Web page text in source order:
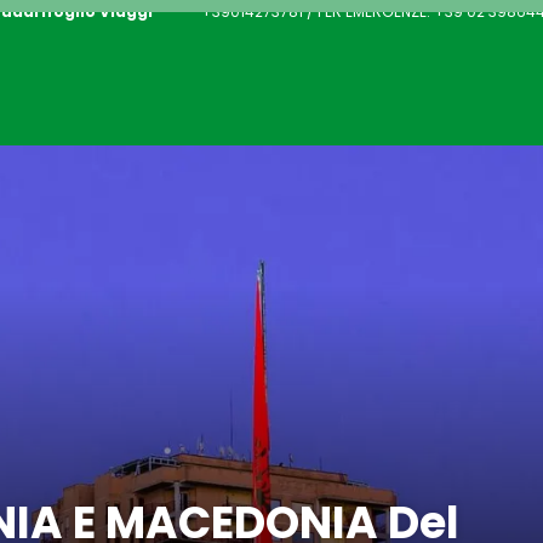
Viaggi +39014273781 / PER EMERGENZE: +39 02
E MACEDONIA Del